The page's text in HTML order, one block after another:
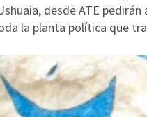
desde ATE
la planta política que